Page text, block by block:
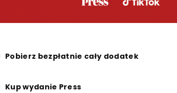
Pobierz bezpłatnie cały dodatek
Kup wydanie Press